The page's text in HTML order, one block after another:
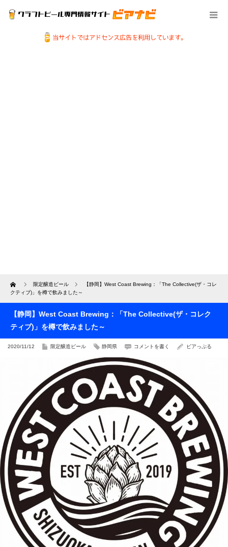
Home 限定醸造ビール
【静岡】West Coast Brewing：「The Collective(ザ・コレ
クティブ)」を樽で飲みました～
【静岡】West Coast Brewing：「The Collective(ザ・コレク
ティブ)」を樽で飲みました～
2020/11/12 限定醸造ビール 静岡県 コメントを書く ビアっぷる